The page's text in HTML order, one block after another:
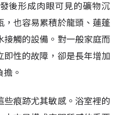
後形成肉眼可見的礦物沉
也容易累積於龍頭、蓮蓬
接觸的設備。對一般家庭而
即性的故障，卻是長年增加
。
痕跡尤其敏感。浴室裡的